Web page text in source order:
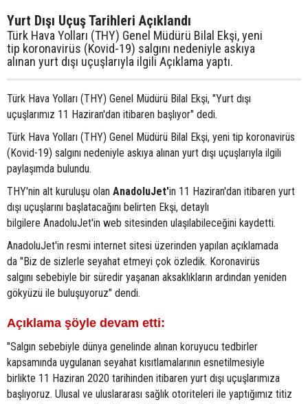
Yurt Dışı Uçuş Tarihleri Açıklandı
Türk Hava Yolları (THY) Genel Müdürü Bilal Ekşi, yeni
tip koronavirüs (Kovid-19) salgını nedeniyle askıya
alınan yurt dışı uçuşlarıyla ilgili Açıklama yaptı.
Türk Hava Yolları (THY) Genel Müdürü Bilal Ekşi, "Yurt dışı
uçuşlarımız 11 Haziran'dan itibaren başlıyor" dedi.
Türk Hava Yolları (THY) Genel Müdürü Bilal Ekşi, yeni tip koronavirüs
(Kovid-19) salgını nedeniyle askıya alınan yurt dışı uçuşlarıyla ilgili
paylaşımda bulundu.
THY'nin alt kuruluşu olan AnadoluJet'in 11 Haziran'dan itibaren yurt
dışı uçuşlarını başlatacağını belirten Ekşi, detaylı
bilgilere AnadoluJet'in web sitesinden ulaşılabileceğini kaydetti.
AnadoluJet'in resmi internet sitesi üzerinden yapılan açıklamada
da "Biz de sizlerle seyahat etmeyi çok özledik. Koronavirüs
salgını sebebiyle bir süredir yaşanan aksaklıkların ardından yeniden
gökyüzü ile buluşuyoruz" dendi.
Açıklama şöyle devam etti:
"Salgın sebebiyle dünya genelinde alınan koruyucu tedbirler
kapsamında uygulanan seyahat kısıtlamalarının esnetilmesiyle
birlikte 11 Haziran 2020 tarihinden itibaren yurt dışı uçuşlarımıza
başlıyoruz. Ulusal ve uluslararası sağlık otoriteleri ile yaptığımız titiz